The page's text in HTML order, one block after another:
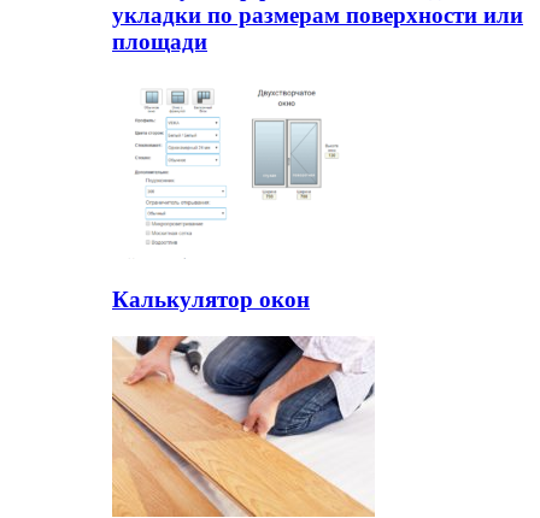
укладки по размерам поверхности или
площади
Калькулятор окон